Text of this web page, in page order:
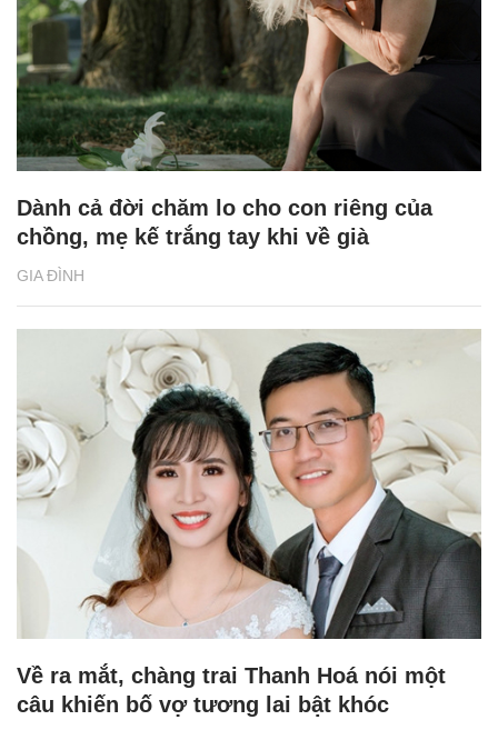
GIA ĐÌNH
Dành cả đời chăm lo cho con riêng của
chồng, mẹ kế trắng tay khi về già
Về ra mắt, chàng trai Thanh Hoá nói một
câu khiến bố vợ tương lai bật khóc